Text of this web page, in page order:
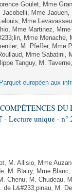
Goulet, Mme
Mme
Mme
Mme Martinez,
Mme Menache,
M. Pfeffer, Mme
Mme
Tanguy, M.
européen aux
Lecture unique - n°
M. Allisio, Mme
M. Blairy, Mme
Chenu, M. Chudeau,
L&#233;pinau, M.